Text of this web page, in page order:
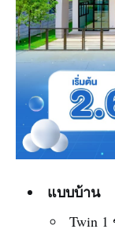
แบบบ้าน
Twin